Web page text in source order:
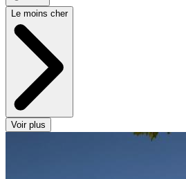
Le moins cher
Voir plus